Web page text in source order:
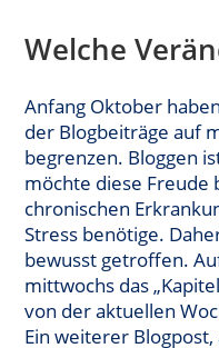
Welche
Anfang Oktober
der Blogbeiträge auf
begrenzen. Bloggen
möchte diese Freude
chronischen
Stress benötige.
bewusst getroffen.
mittwochs das
von der aktuellen
Ein weiterer Blogpost,